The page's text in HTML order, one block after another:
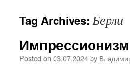
Tag Archives:Берли
Posted on 03.07.2024by